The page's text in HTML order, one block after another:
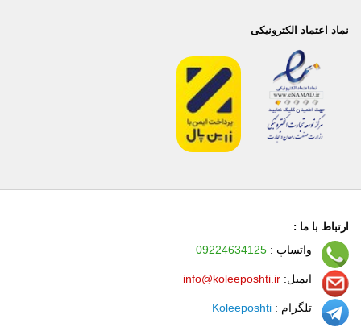
نماد اعتماد الکترونیکی
ارتباط با ما :
واتساپ : 09224634125
ایمیل: info@koleeposhti.ir
تلگرام : Koleeposhti